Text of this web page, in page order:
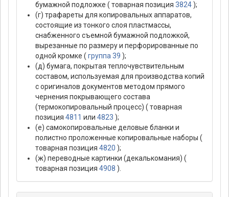
бумажной подложке ( товарная позиция 3824);
(г) трафареты для копировальных аппаратов,
состоящие из тонкого слоя пластмассы,
снабженного съемной бумажной подложкой,
вырезанные по размеру и перфорированные по
одной кромке ( группа 39 );
(д) бумага, покрытая теплочувствительным
составом, используемая для производства копий
с оригиналов документов методом прямого
чернения покрывающего состава
(термокопировальный процесс) ( товарная
позиция 4811 или 4823 );
(е) самокопировальные деловые бланки и
полистно проложенные копировальные наборы (
товарная позиция 4820 );
(ж) переводные картинки (декалькомания) (
товарная позиция 4908 ).